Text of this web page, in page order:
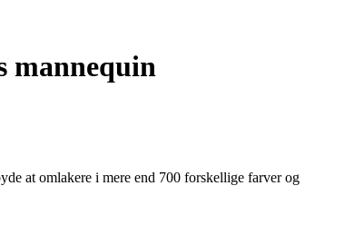
mannequin
at omlakere i mere end 700 forskellige farver og